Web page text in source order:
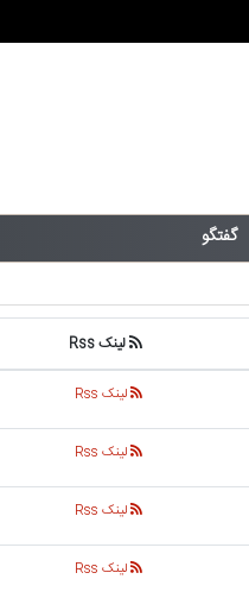
گفتگو
لینک Rss
لینک Rss
لینک Rss
لینک Rss
لینک Rss